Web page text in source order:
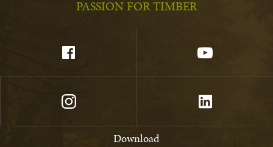
PASSION FOR TIMBER
Download